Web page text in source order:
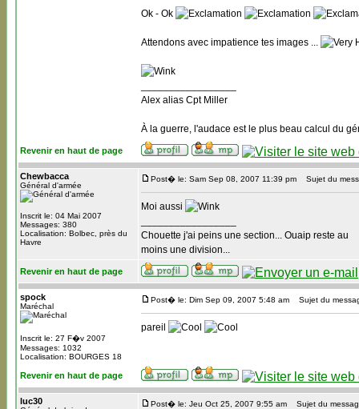
Ok - Ok
Attendons avec impatience tes images ...
Alex alias Cpt Miller
À la guerre, l'audace est le plus beau calcul du
Revenir en haut de page
Chewbacca
Général d'armée
Inscrit le: 04 Mai 2007
Messages: 380
Localisation: Bolbec, près du
Havre
Post� le: Sam Sep 08, 2007 11:39 pm Sujet du
Moi aussi
Chouette j'ai peins une section... Ouaip reste au
moins une division...
Revenir en haut de page
spock
Maréchal
Inscrit le: 27 F�v 2007
Messages: 1032
Localisation: BOURGES 18
Post� le: Dim Sep 09, 2007 5:48 am Sujet du
pareil
Revenir en haut de page
luc30 Post� le: Jeu Oct 25, 2007 9:55 am Sujet du